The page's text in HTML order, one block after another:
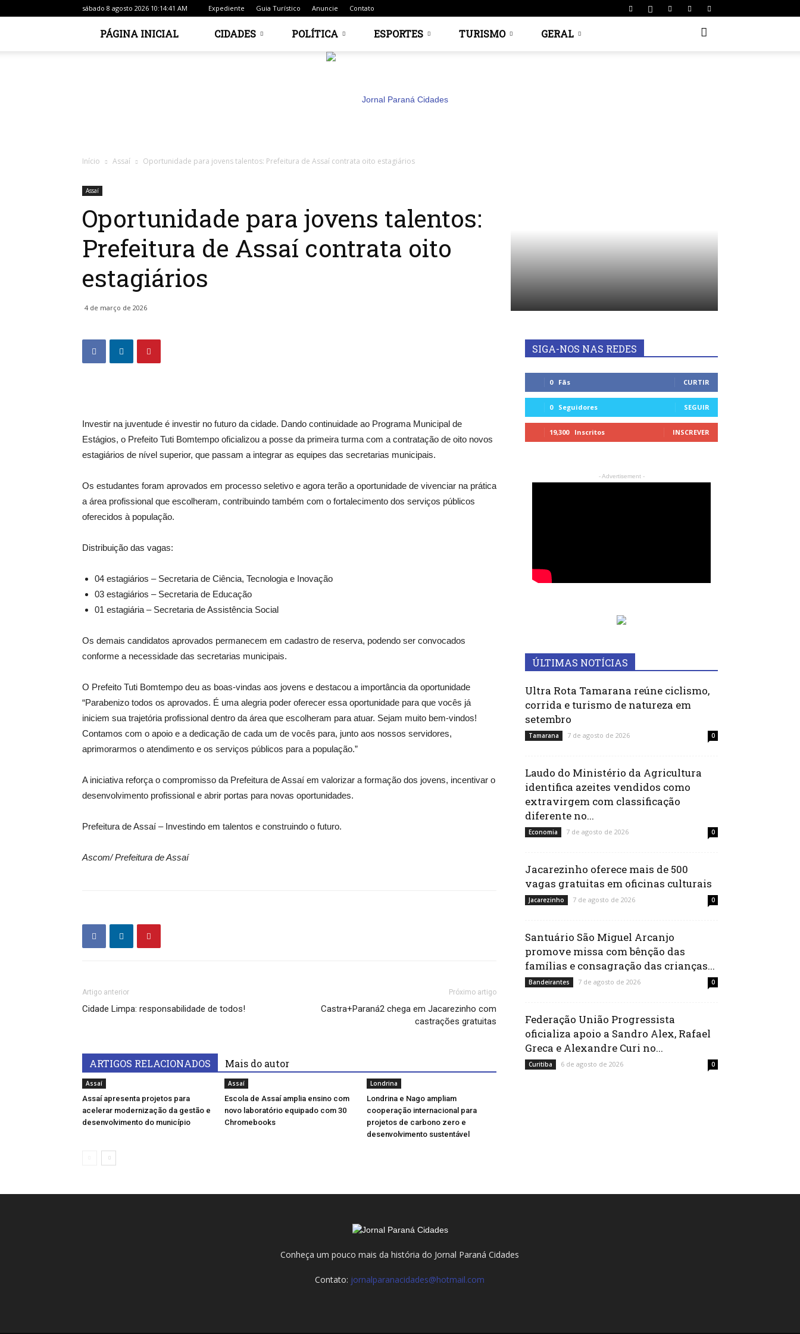
sábado 8 agosto 2026 10:14:41 AM Expediente Guia Turístico Anuncie Contato
PÁGINA INICIAL CIDADES POLÍTICA ESPORTES TURISMO GERAL
Paraná
Início Assaí Oportunidade para jovens talentos: Prefeitura de Assaí contrata oito estagiários
Assaí
Oportunidade para jovens talentos:
Prefeitura de Assaí contrata oito
estagiários
4 de março de 2026
Investir na juventude é investir no futuro da cidade. Dando continuidade ao Programa Municipal de
Estágios, o Prefeito Tuti Bomtempo oficializou a posse da primeira turma com a contratação de oito novos
estagiários de nível superior, que passam a integrar as equipes das secretarias municipais.
Os estudantes foram aprovados em processo seletivo e agora terão a oportunidade de vivenciar na prática
a área profissional que escolheram, contribuindo também com o fortalecimento dos serviços públicos
oferecidos à população.
Distribuição das vagas:
04 estagiários – Secretaria de Ciência, Tecnologia e Inovação
03 estagiários – Secretaria de Educação
01 estagiária – Secretaria de Assistência Social
Os demais candidatos aprovados permanecem em cadastro de reserva, podendo ser convocados
conforme a necessidade das secretarias municipais.
O Prefeito Tuti Bomtempo deu as boas-vindas aos jovens e destacou a importância da oportunidade
“Parabenizo todos os aprovados. É uma alegria poder oferecer essa oportunidade para que vocês já
iniciem sua trajetória profissional dentro da área que escolheram para atuar. Sejam muito bem-vindos!
Contamos com o apoio e a dedicação de cada um de vocês para, junto aos nossos servidores,
aprimorarmos o atendimento e os serviços públicos para a população.”
A iniciativa reforça o compromisso da Prefeitura de Assaí em valorizar a formação dos jovens, incentivar o
desenvolvimento profissional e abrir portas para novas oportunidades.
Prefeitura de Assaí – Investindo em talentos e construindo o futuro.
Ascom/ Prefeitura de Assaí
Artigo anterior
Cidade Limpa: responsabilidade de todos!
Próximo artigo
Castra+Paraná2 chega em Jacarezinho com
castrações gratuitas
ARTIGOS RELACIONADOS Mais do autor
Assaí
Assaí apresenta projetos para
acelerar modernização da gestão e
desenvolvimento do município
Assaí
Escola de Assaí amplia ensino com
novo laboratório equipado com 30
Chromebooks
Londrina
Londrina e Nago ampliam
cooperação internacional para
projetos de carbono zero e
desenvolvimento sustentável
SIGA-NOS NAS REDES
0 Fãs CURTIR
0 Seguidores SEGUIR
19,300 Inscritos INSCREVER
- Advertisement -
ÚLTIMAS NOTÍCIAS
Ultra Rota Tamarana reúne ciclismo,
corrida e turismo de natureza em
setembro
Tamarana 7 de agosto de 2026 0
Laudo do Ministério da Agricultura
identifica azeites vendidos como
extravirgem com classificação
diferente no...
Economia 7 de agosto de 2026 0
Jacarezinho oferece mais de 500
vagas gratuitas em oficinas culturais
Jacarezinho 7 de agosto de 2026 0
Santuário São Miguel Arcanjo
promove missa com bênção das
famílias e consagração das crianças...
Bandeirantes 7 de agosto de 2026 0
Federação União Progressista
oficializa apoio a Sandro Alex, Rafael
Greca e Alexandre Curi no...
Curitiba 6 de agosto de 2026 0
Conheça um pouco mais da história do Jornal Paraná Cidades
Contato: jornalparanacidades@hotmail.com